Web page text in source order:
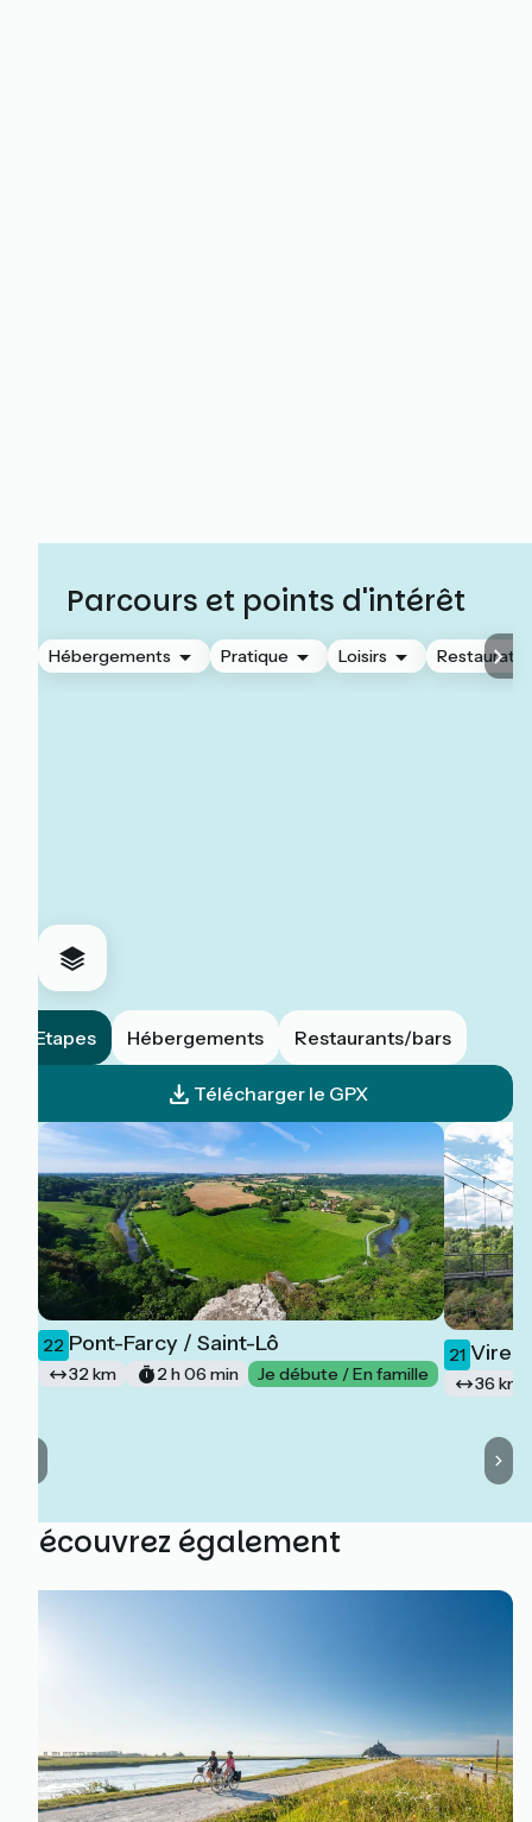
Parcours et points d'intérêt
Hébergements Pratique Loisirs
Etapes Hébergements Restaurants/bars
Télécharger le GPX
22 Pont-Farcy / Saint-Lô
32 km 2 h 06 min Je débute / En famille
21 Vire
36 km
Découvrez également